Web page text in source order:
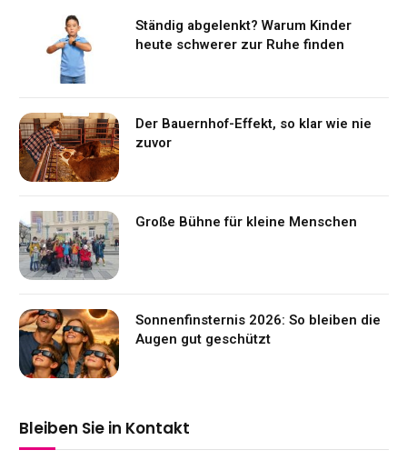
Ständig abgelenkt? Warum Kinder
heute schwerer zur Ruhe finden
Der Bauernhof-Effekt, so klar wie nie
zuvor
Große Bühne für kleine Menschen
Sonnenfinsternis 2026: So bleiben die
Augen gut geschützt
Bleiben Sie in Kontakt